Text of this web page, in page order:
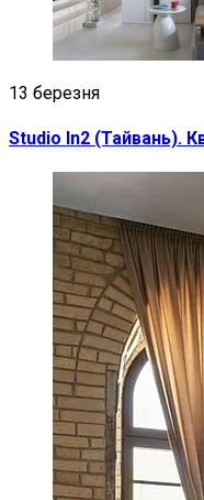
13 березня
Studio In2 (Тайвань).